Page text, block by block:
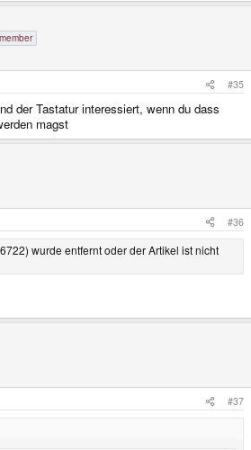
#35
der Tastatur interessiert, wenn du dass
magst
#36
wurde entfernt oder der Artikel ist nicht
#37